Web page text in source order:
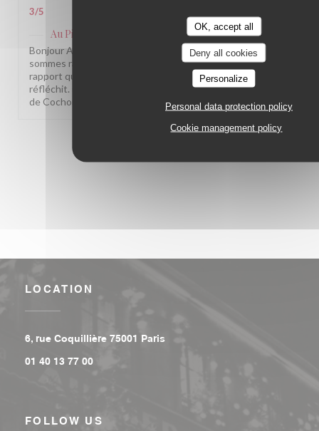
OK, accept all
Deny all cookies
Personalize
Personal data protection policy
Cookie management policy
3/5
Au Pied de Cochon
has replied to this review
Bonjour Antoni, Merci pour ce retour sincère ! Nous
sommes ravis que la cuisine vous ait autant plu. Pour le
rapport qualité/prix, on entend votre remarque et on y
réfléchit. On espère vous revoir bientôt ! L'équipe Au Pied
de Cochon, Paris 1
LOCATION
6, rue Coquillière 75001 Paris
01 40 13 77 00
FOLLOW US